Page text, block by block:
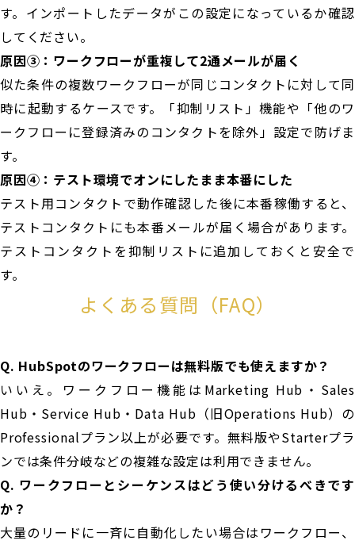
す。インポートしたデータがこの設定になっているか確認
してください。
原因③：ワークフローが重複して2通メールが届く
似た条件の複数ワークフローが同じコンタクトに対して同
時に起動するケースです。「抑制リスト」機能や「他のワ
ークフローに登録済みのコンタクトを除外」設定で防げま
す。
原因④：テスト環境でオンにしたまま本番にした
テスト用コンタクトで動作確認した後に本番稼働すると、
テストコンタクトにも本番メールが届く場合があります。
テストコンタクトを抑制リストに追加しておくと安全で
す。
よくある質問（FAQ）
Q. HubSpotのワークフローは無料版でも使えますか？
いいえ。ワークフロー機能はMarketing Hub・Sales
Hub・Service Hub・Data Hub（旧Operations Hub）の
Professionalプラン以上が必要です。無料版やStarterプラ
ンでは条件分岐などの複雑な設定は利用できません。
Q. ワークフローとシーケンスはどう使い分けるべきです
か？
大量のリードに一斉に自動化したい場合はワークフロー、